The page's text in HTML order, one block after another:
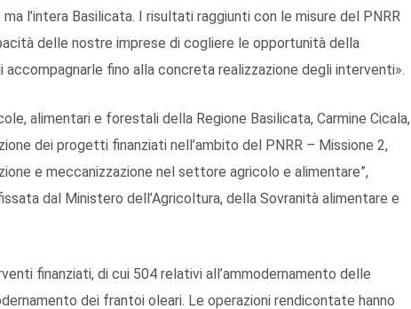
l’intera Basilicata. I risultati raggiunti con le misure del PNRR
delle nostre imprese di cogliere le opportunità della
accompagnarle fino alla concreta realizzazione degli interventi».
alimentari e forestali della Regione Basilicata, Carmine Cicala,
dei progetti finanziati nell’ambito del PNRR – Missione 2,
e meccanizzazione nel settore agricolo e alimentare”,
dal Ministero dell’Agricoltura, della Sovranità alimentare e
finanziati, di cui 504 relativi all’ammodernamento delle
dei frantoi oleari. Le operazioni rendicontate hanno